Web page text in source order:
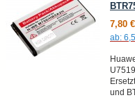
7,80 €
ab:
und